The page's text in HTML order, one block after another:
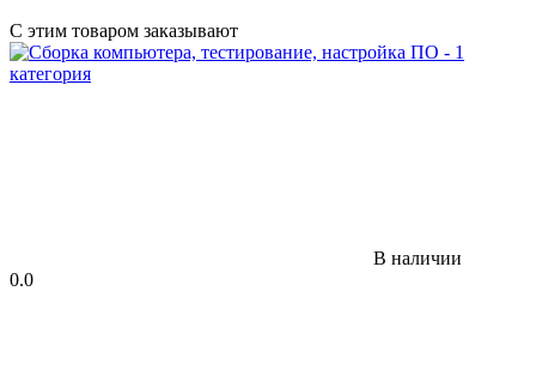
С этим товаром заказывают
В наличии
0.0